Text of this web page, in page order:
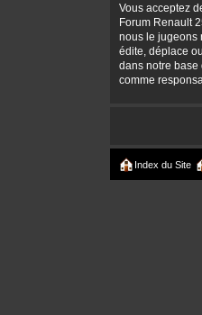
Vous acceptez
Forum Renault
nous le jugeons
édite, déplace
dans notre base
comme
Index du Site